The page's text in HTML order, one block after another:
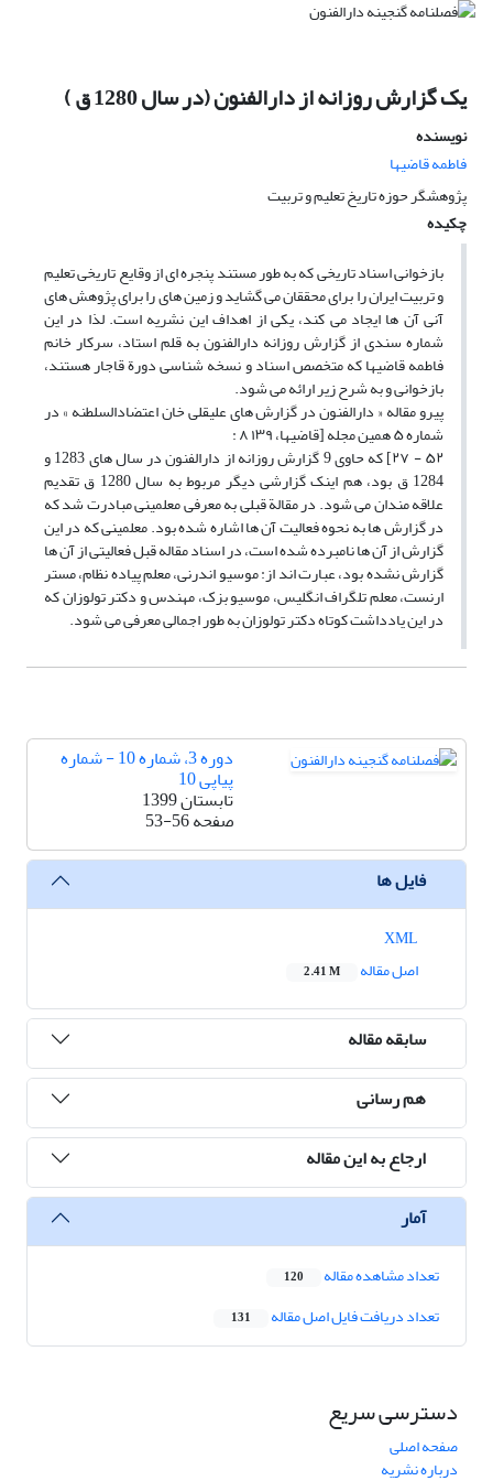
یک گزارش روزانه از دارالفنون (در سال 1280 ق )
نویسنده
فاطمه قاضیها
پژوهشگر حوزه تاریخ تعلیم و تربیت
چکیده
بازخوانی اسناد تاریخی که به طور مستند پنجره ای از وقایع تاریخی تعلیم
و تربیت ایران را برای محققان می گشاید و زمین های را برای پژوهش های
آنی آن ها ایجاد می کند، یکی از اهداف این نشریه است. لذا در این
شماره سندی از گزارش روزانه دارالفنون به قلم استاد، سرکار خانم
فاطمه قاضیها که متخصص اسناد و نسخه شناسی دورة قاجار هستند،
بازخوانی و به شرح زیر ارائه می شود.
پیرو مقاله « دارالفنون در گزارش های علیقلی خان اعتضادالسلطنه » در
شماره ۵ همین مجله [قاضیها، ۱۳۹ ۸ :
۵۲ - ۲۷] که حاوی 9 گزارش روزانه از دارالفنون در سال های 1283 و
1284 ق بود، هم اینک گزارشی دیگر مربوط به سال 1280 ق تقدیم
علاقه مندان می شود. در مقالة قبلی به معرفی معلمینی مبادرت شد که
در گزارش ها به نحوه فعالیت آن ها اشاره شده بود. معلمینی که در این
گزارش از آن ها نامبرده شده است، در اسناد مقاله قبل فعالیتی از آن ها
گزارش نشده بود، عبارت اند از: موسیو اندرنی، معلم پیاده نظام، مستر
ارنست، معلم تلگراف انگلیس، موسیو بزک، مهندس و دکتر تولوزان که
در این یادداشت کوتاه دکتر تولوزان به طور اجمالی معرفی می شود.
دوره 3، شماره 10 - شماره
پیاپی 10
تابستان 1399
صفحه53-56
فایل ها
اصل مقاله
2.41 M
سابقه مقاله
هم رسانی
ارجاع به این مقاله
آمار
تعداد مشاهده مقاله 120
تعداد دریافت فایل اصل مقاله 131
دسترسی سریع
صفحه اصلی
درباره نشریه